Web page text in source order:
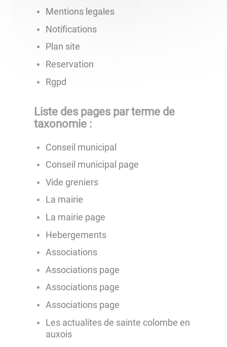
Mentions legales
Notifications
Plan site
Reservation
Rgpd
Liste des pages par terme de
taxonomie :
Conseil municipal
Conseil municipal page
Vide greniers
La mairie
La mairie page
Hebergements
Associations
Associations page
Associations page
Associations page
Les actualites de sainte colombe en
auxois